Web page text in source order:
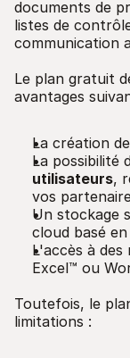
documents de
listes de
communication
Le plan gratuit
avantages
La création
La possibilité
utilisateurs,
vos
Un stockage
cloud basé
L'accès à
Excel™ ou
Toutefois, le
limitations :